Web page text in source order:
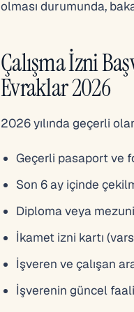
olması durumunda,
Çalışma İzni
Evraklar 2026
2026 yılında geçerli
Geçerli pasaport ve
Son 6 ay içinde
Diploma veya
İkamet izni kartı
İşveren ve çalışan
İşverenin güncel